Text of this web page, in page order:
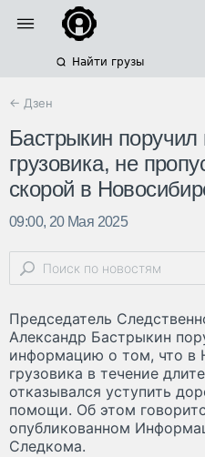
Найти грузы
← Дзен
Бастрыкин поручил
грузовика, не
скорой в
09:00, 20 Мая 2025
Председатель
Александр Бастрыкин
информацию о том, что в
грузовика в течение
отказывался уступить
помощи. Об этом
опубликованном
Следкома.